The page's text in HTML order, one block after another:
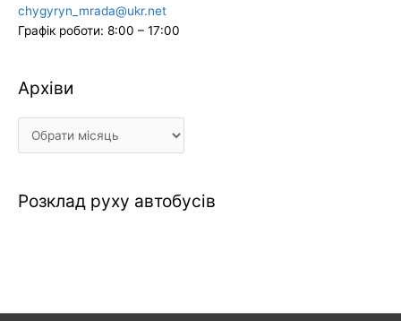
chygyryn_mrada@ukr.net
Графік роботи: 8:00 – 17:00
Архіви
Архіви
Розклад руху автобусів